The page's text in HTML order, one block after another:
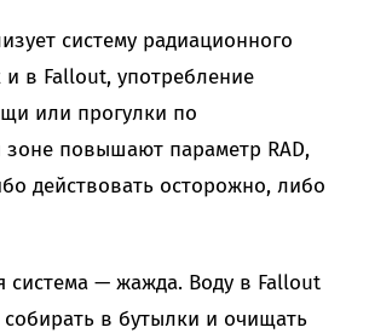
систему радиационного
в Fallout, употребление
или прогулки по
зоне повышают параметр RAD,
действовать осторожно, либо
система — жажда. Воду в Fallout
в бутылки и очищать